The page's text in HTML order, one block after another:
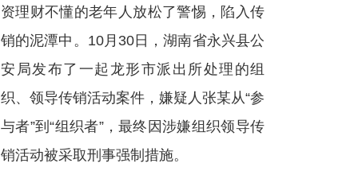
资理财不懂的老年人放松了警惕，陷入传
销的泥潭中。10月30日，湖南省永兴县公
安局发布了一起龙形市派出所处理的组
织、领导传销活动案件，嫌疑人张某从“参
与者”到“组织者”，最终因涉嫌组织领导传
销活动被采取刑事强制措施。